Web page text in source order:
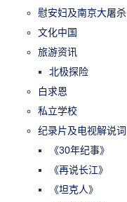
慰安妇及南京大屠杀
文化中国
旅游资讯
北极探险
白求恩
私立学校
纪录片及电视解说词
《30年纪事》
《再说长江》
《坦克人》